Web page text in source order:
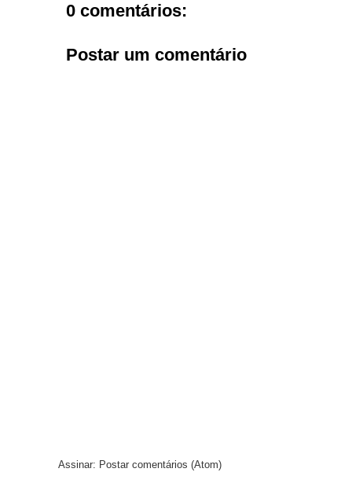
0 comentários:
Postar um comentário
Assinar: Postar comentários (Atom)